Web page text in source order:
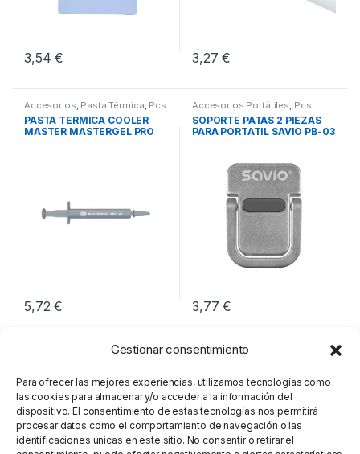
Gestionar consentimiento
Para ofrecer las mejores experiencias, utilizamos tecnologías como
las cookies para almacenar y/o acceder a la información del
dispositivo. El consentimiento de estas tecnologías nos permitirá
procesar datos como el comportamiento de navegación o las
identificaciones únicas en este sitio. No consentir o retirar el
3,54€ 3,27€
Accesorios, Pasta Térmica, Pcs
Integración
PASTA TERMICA COOLER
MASTER MASTERGEL PRO
5,72€
Accesorios Portátiles, Pcs
Integración ,Soportes Notebook
SOPORTE PATAS 2 PIEZAS
PARA PORTATIL SAVIO PB-03
3,77€